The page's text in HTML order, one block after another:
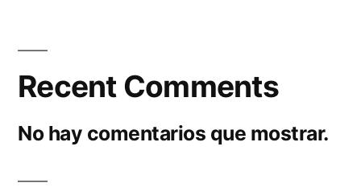
Recent Comments
No hay comentarios que mostrar.